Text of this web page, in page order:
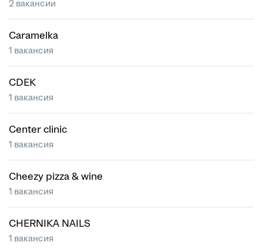
2 вакансии
Caramelka
1 вакансия
CDEK
1 вакансия
Center clinic
1 вакансия
Cheezy pizza & wine
1 вакансия
CHERNIKA NAILS
1 вакансия